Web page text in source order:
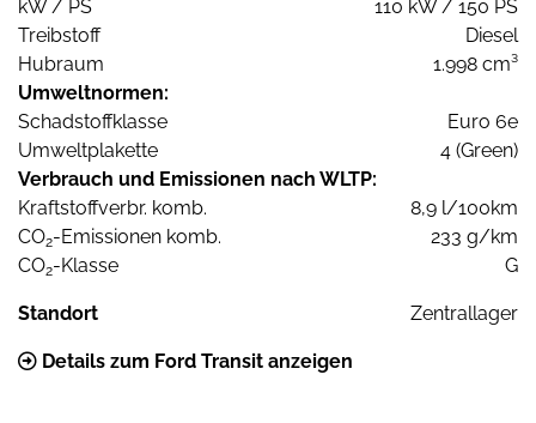
kW / PS
110 kW / 150 PS
Treibstoff
Diesel
Hubraum
1.998 cm³
Umweltnormen:
Schadstoffklasse
Euro 6e
Umweltplakette
4 (Green)
Verbrauch und Emissionen nach WLTP:
Kraftstoffverbr. komb.
8,9 l/100km
CO2-Emissionen komb.
233 g/km
CO2-Klasse G
Standort Zentrallager
Details zum Ford Transit anzeigen